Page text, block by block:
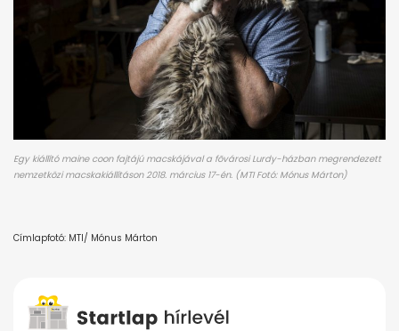
Egy kiállító maine coon fajtájú macskájával a fõvárosi Lurdy-házban megrendezett
nemzetközi macskakiállításon 2018. március 17-én. (MTI Fotó: Mónus Márton)
Címlapfotó: MTI/ Mónus Márton